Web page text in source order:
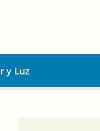
y Luz